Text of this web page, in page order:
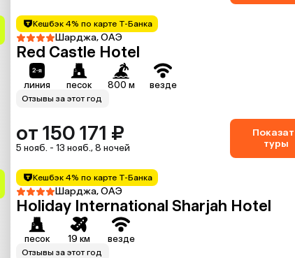
Кешбэк 4% по карте Т-Банка
Шарджа, ОАЭ
Red Castle Hotel
линия песок 800 м везде
Отзывы за этот год
от 150 171 ₽
5 нояб. - 13 нояб., 8 ночей
туры
Кешбэк 4% по карте Т-Банка
Шарджа, ОАЭ
Holiday International Sharjah Hotel
песок 19 км везде
Отзывы за этот год